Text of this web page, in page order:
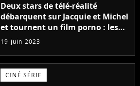
Deux stars de télé-réalité
débarquent sur Jacquie et Michel
et tournent un film porno : les
premières images du tournage
(exclu)
19 juin 2023
CINÉ SÉRIE